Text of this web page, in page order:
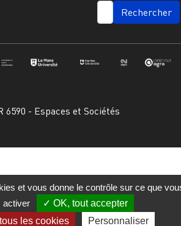
SEARCH
6590 - Espaces et Sociétés
et vous donne le contrôle sur ce que
activer
OK, tout accepter
les cookies
Personnaliser